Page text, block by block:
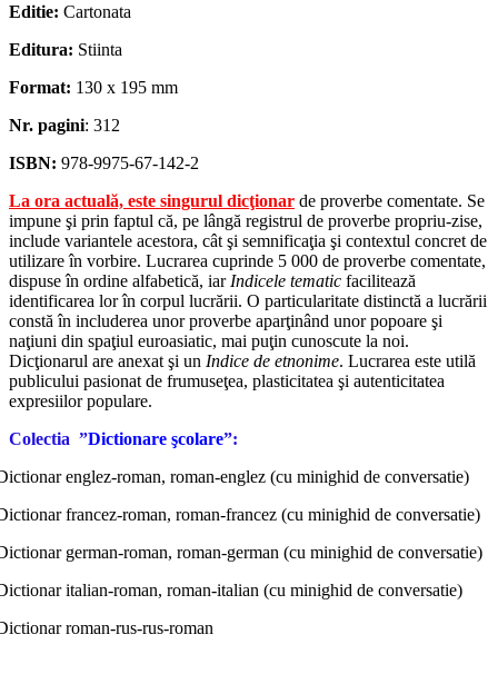
Editie: Cartonata
Editura: Stiinta
Format: 130 x 195 mm
Nr. pagini: 312
ISBN: 978-9975-67-142-2
La ora actuală, este singurul dicţionar de proverbe comentate. Se
impune şi prin faptul că, pe lângă registrul de proverbe propriu-zise,
include variantele acestora, cât şi semnificaţia şi contextul concret de
utilizare în vorbire. Lucrarea cuprinde 5 000 de proverbe comentate,
dispuse în ordine alfabetică, iar Indicele tematic facilitează
identificarea lor în corpul lucrării. O particularitate distinctă a lucrării
constă în includerea unor proverbe aparţinând unor popoare şi
naţiuni din spaţiul euroasiatic, mai puţin cunoscute la noi.
Dicţionarul are anexat şi un Indice de etnonime. Lucrarea este utilă
publicului pasionat de frumuseţea, plasticitatea şi autenticitatea
expresiilor populare.
Colectia ”Dictionare şcolare”:
englez-roman, roman-englez (cu minighid de conversatie)
francez-roman, roman-francez (cu minighid de conversatie)
german-roman, roman-german (cu minighid de conversatie)
italian-roman, roman-italian (cu minighid de conversatie)
roman-rus-rus-roman